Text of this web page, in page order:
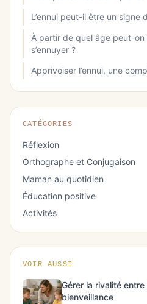
L’ennui peut-il être un signe
À partir de quel âge peut-on
s’ennuyer ?
Apprivoiser l’ennui, une
CATÉGORIES
Réflexion
Orthographe et Conjugaison
Maman au quotidien
Éducation positive
Activités
VOIR AUSSI
Gérer la rivalité
bienveillance